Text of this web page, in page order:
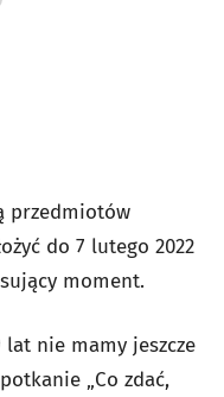
przedmiotów
do 7 lutego 2022
moment.
lat nie mamy jeszcze
„Co zdać,